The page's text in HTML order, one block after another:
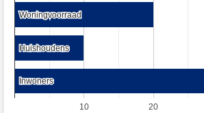
10 20
Woningvoorraad
Woningvoorraad
Huishoudens
Huishoudens
Inwoners
Inwoners